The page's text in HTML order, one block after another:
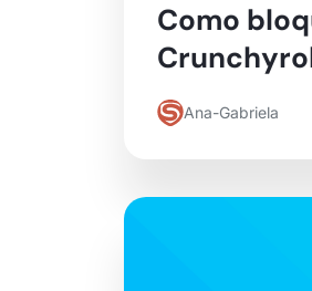
Como
Ana-Gabriela